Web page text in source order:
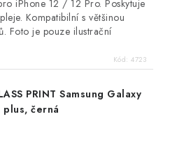
iPhone 12 / 12 Pro. Poskytuje
Kompatibilní s většinou
Foto je pouze ilustrační
Kód: 4723
PRINT Samsung Galaxy
plus, černá